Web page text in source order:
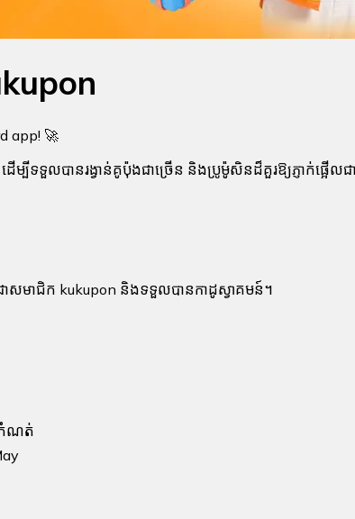
app! 🚀
បីទទួលបានរង្វាន់គូប៉ុងជាច្រើន និងប្រូម៉ូសិនដ៏គួរឱ្យភ្ញាក់ផ្អើ
ាសមាជិក kukupon និងទទួលបានកាដូស្វាគមន៍។
កំណត់